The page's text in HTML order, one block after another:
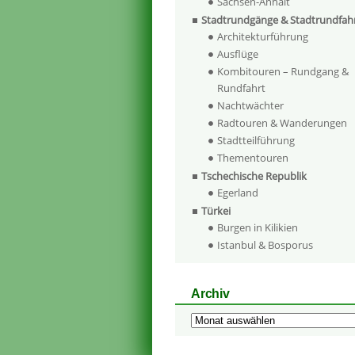
Stadtrundgänge &
Architekturführung
Ausflüge
Kombitouren – Rundgang &
Rundfahrt
Nachtwächter
Radtouren & Wanderungen
Stadtteilführung
Thementouren
Tschechische Republik
Egerland
Türkei
Burgen in Kilikien
Istanbul & Bosporus
Archiv
Archiv